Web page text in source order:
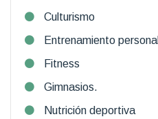
Culturismo
Entrenamiento personal
Fitness
Gimnasios.
Nutrición deportiva